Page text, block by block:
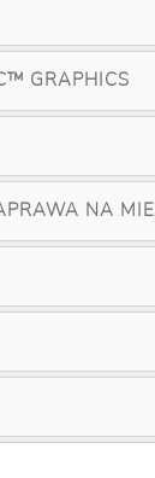
GRAPHICS
NA